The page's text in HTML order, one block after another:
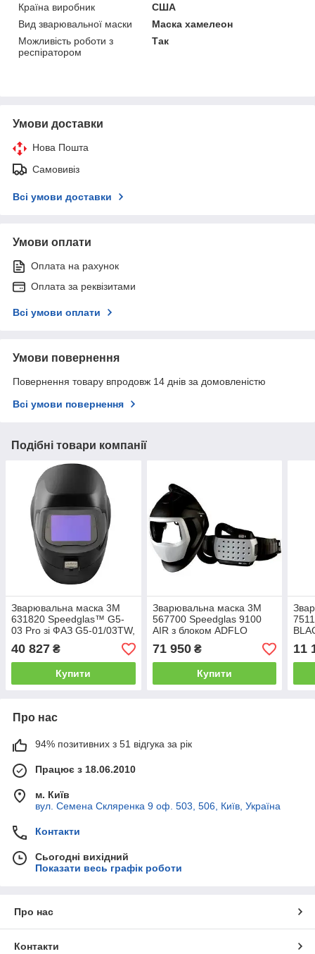
Країна виробник
США
Вид зварювальної маски
Маска хамелеон
Можливість роботи з
респіратором
Так
Умови доставки
Нова Пошта
Самовивіз
Всі умови доставки
Умови оплати
Оплата на рахунок
Оплата за реквізитами
Всі умови оплати
Умови повернення
Повернення товару впродовж 14 днів за домовленістю
Всі умови повернення
Подібні товари компанії
Зварювальна маска 3М
631820 Speedglas™ G5-
03 Pro зі ФАЗ G5-01/03TW,
ступінь затемненя 5/8-13
40 827 ₴
Купити
Зварювальна маска 3М
567700 Speedglas 9100
AIR з блоком ADFLO
71 950₴
Купити
12
11
Про нас
94% позитивних з 51 відгука за рік
Працює з 18.06.2010
м. Київ
вул. Семена Скляренка 9 оф. 503, 506, Київ, Україна
Контакти
Сьогодні вихідний
Показати весь графік роботи
Про нас
Контакти